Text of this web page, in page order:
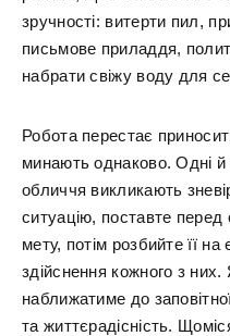
зручності: витерти пил,
письмове приладдя,
набрати свіжу воду для
Робота перестає
минають однаково. Одні й
обличчя викликають
ситуацію, поставте
мету, потім розбийте її
здійснення кожного з
наближатиме до
та життєрадісність.